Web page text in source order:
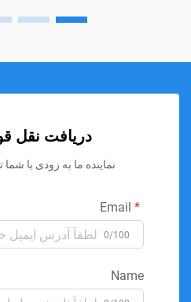
دریافت نقل
نماینده ما به زودی با
0/100
Name